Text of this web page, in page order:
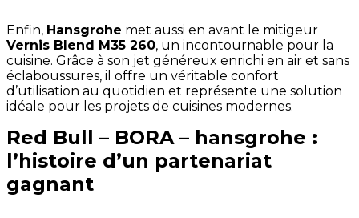
Enfin, Hansgrohe met aussi en avant le mitigeur
Vernis Blend M35 260, un incontournable pour la
cuisine. Grâce à son jet généreux enrichi en air et sans
éclaboussures, il offre un véritable confort
d’utilisation au quotidien et représente une solution
idéale pour les projets de cuisines modernes.
Red Bull – BORA – hansgrohe :
l’histoire d’un partenariat
gagnant